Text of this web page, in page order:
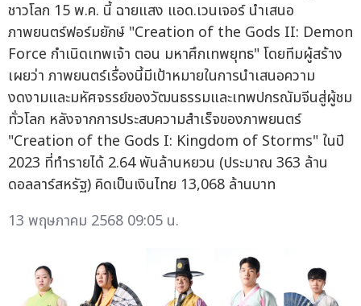
ชาวโลก 15 พ.ค. นี้ ฉายแสง แอด.เวนเจอร์ นำเสนอ
ภาพยนตร์ฟอร์มยักษ์ "Creation of the Gods II: Demon
Force กำเนิดเทพเจ้า ตอน มหาศึกเทพยุทธ" โดยทีมผู้สร้าง
เผยว่า ภาพยนตร์เรื่องนี้มีเป้าหมายในการนำเสนอความ
งดงามและมหัศจรรย์ของวัฒนธรรมและเทพปกรณัมจีนสู่ผู้ชม
ทั่วโลก หลังจากการประสบความสำเร็จของภาพยนตร์
"Creation of the Gods I: Kingdom of Storms" ในปี
2023 ที่ทำรายได้ 2.64 พันล้านหยวน (ประมาณ 363 ล้าน
ดอลลาร์สหรัฐ) คิดเป็นเงินไทย 13,068 ล้านบาท
13 พฤษภาคม 2568 09:05 น.